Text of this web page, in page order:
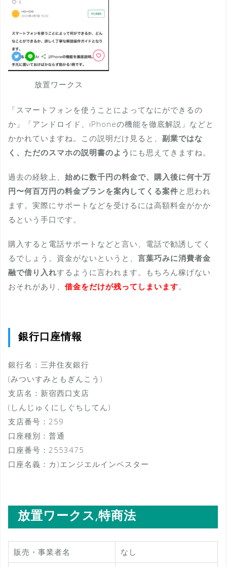
放置ワークス
「スマートフォンを使うことによってなにができるの
か」「アンドロイド、iPhoneの機能を徹底解説」などと
かかれていますね。この説明だけ見ると、 副業ではな
く、ただのスマホの説明書のよう にも思えてきますね。
過去の経験上、 始めに数千円の料金で、購入後に何十万
円〜何百万円の料金プランを案内してくる案件と思われ
ます。実際にサポートなどを受けるには高額料金がかか
るという手口です。
購入すると電話サポートなどと言い、電話で勧誘してく
るでしょう。資金がないというと、 言葉巧みに消費者金
融で借り入れするように言われます。もちろん稼げない
おそれがあり、 借金をだけが残ってしまいます。
銀行口座情報
銀行名：三井住友銀行
(みついすみともぎんこう)
支店名：新宿西口支店
(しんじゅくにしぐちしてん)
支店番号：259
口座種別：普通
口座番号：2553475
口座名義：カ)エンジエルインベスター
放置ワークス,特商法
販売・事業者名 なし